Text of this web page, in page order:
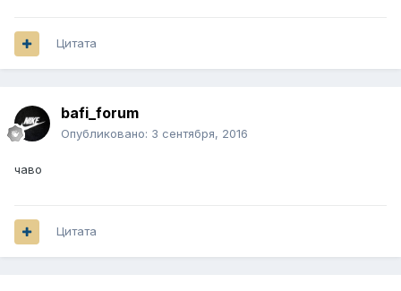
Цитата
bafi_forum
Опубликовано: 3 сентября, 2016
чаво
Цитата